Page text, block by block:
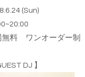
(Sun)
無料 ワンオーダー制
DJ 】